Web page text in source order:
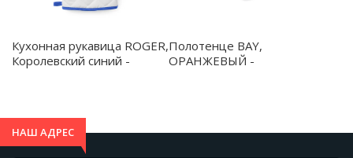
Кухонная рукавица ROGER,
Королевский синий -
Полотенце BAY,
ОРАНЖЕВЫЙ -
НАШ АДРЕС